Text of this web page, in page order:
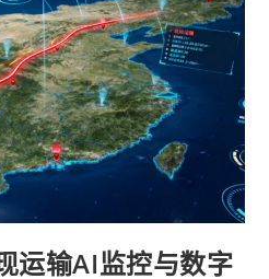
运输AI监控与数字